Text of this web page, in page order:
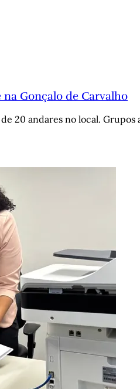
Gonçalo de Carvalho
20 andares no local.